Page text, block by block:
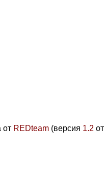
от REDteam(версия 1.2 от